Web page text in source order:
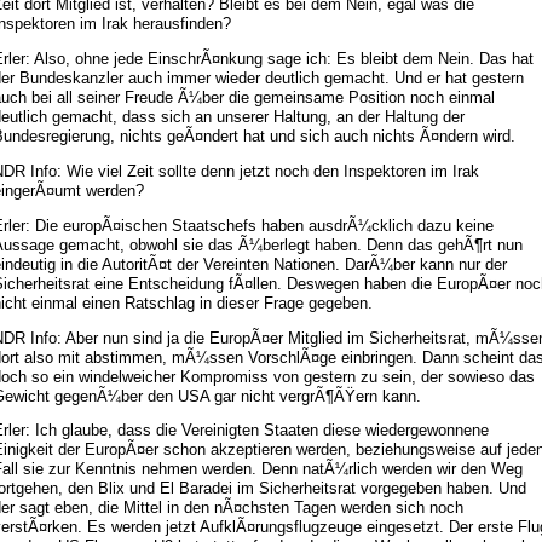
dort Mitglied ist, verhalten? Bleibt es bei dem Nein, egal was die
im Irak herausfinden?
Also, ohne jede EinschrÃ¤nkung sage ich: Es bleibt dem Nein. Das hat
Bundeskanzler auch immer wieder deutlich gemacht. Und er hat gestern
bei all seiner Freude Ã¼ber die gemeinsame Position noch einmal
gemacht, dass sich an unserer Haltung, an der Haltung der
nichts geÃ¤ndert hat und sich auch nichts Ã¤ndern wird.
Info: Wie viel Zeit sollte denn jetzt noch den Inspektoren im Irak
werden?
Die europÃ¤ischen Staatschefs haben ausdrÃ¼cklich dazu keine
gemacht, obwohl sie das Ã¼berlegt haben. Denn das gehÃ¶rt nun
in die AutoritÃ¤t der Vereinten Nationen. DarÃ¼ber kann nur der
eine Entscheidung fÃ¤llen. Deswegen haben die EuropÃ¤er
einmal einen Ratschlag in dieser Frage gegeben.
Info: Aber nun sind ja die EuropÃ¤er Mitglied im Sicherheitsrat,
also mit abstimmen, mÃ¼ssen VorschlÃ¤ge einbringen. Dann scheint das
so ein windelweicher Kompromiss von gestern zu sein, der sowieso das
gegenÃ¼ber den USA gar nicht vergrÃ¶ÃŸern kann.
Ich glaube, dass die Vereinigten Staaten diese wiedergewonnene
der EuropÃ¤er schon akzeptieren werden, beziehungsweise auf
sie zur Kenntnis nehmen werden. Denn natÃ¼rlich werden wir den Weg
den Blix und El Baradei im Sicherheitsrat vorgegeben haben. Und
sagt eben, die Mittel in den nÃ¤chsten Tagen werden sich noch
Es werden jetzt AufklÃ¤rungsflugzeuge eingesetzt. Der erste